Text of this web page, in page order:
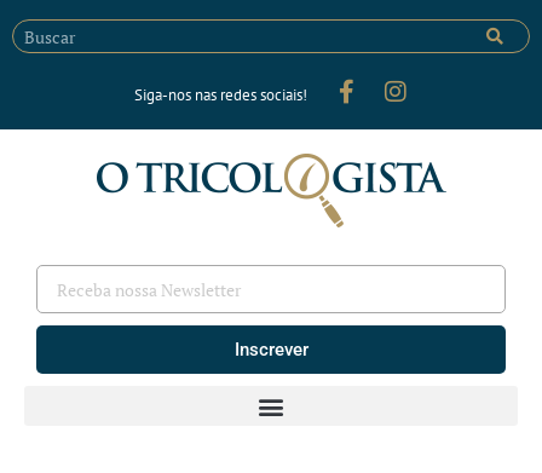
Siga-nos nas redes sociais!
Inscrever